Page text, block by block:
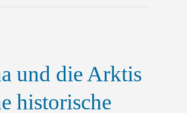
und die Arktis
historische